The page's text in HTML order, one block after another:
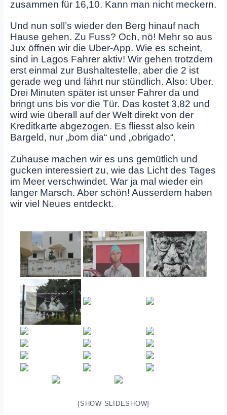
zusammen für 16,10. Kann man nicht meckern.
Und nun soll’s wieder den Berg hinauf nach
Hause gehen. Zu Fuss? Och, nö! Mehr so aus
Jux öffnen wir die Uber-App. Wie es scheint,
sind in Lagos Fahrer aktiv! Wir gehen trotzdem
erst einmal zur Bushaltestelle, aber die 2 ist
gerade weg und fährt nur stündlich. Also: Uber.
Drei Minuten später ist unser Fahrer da und
bringt uns bis vor die Tür. Das kostet 3,82 und
wird wie überall auf der Welt direkt von der
Kreditkarte abgezogen. Es fliesst also kein
Bargeld, nur „bom dia“ und „obrigado“.
Zuhause machen wir es uns gemütlich und
gucken interessiert zu, wie das Licht des Tages
im Meer verschwindet. War ja mal wieder ein
langer Marsch. Aber schön! Ausserdem haben
wir viel Neues entdeckt.
[SHOW SLIDESHOW]